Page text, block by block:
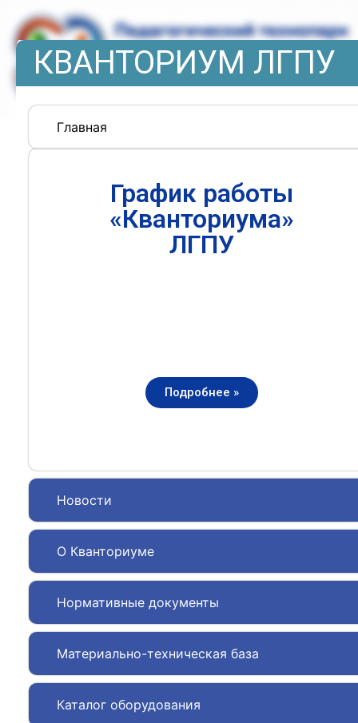
КВАНТОРИУМ ЛГПУ
Главная
Новости
О Кванториуме
Нормативные документы
Материально-техническая база
Каталог оборудования
График работы
«Кванториума»
ЛГПУ
Подробнее »